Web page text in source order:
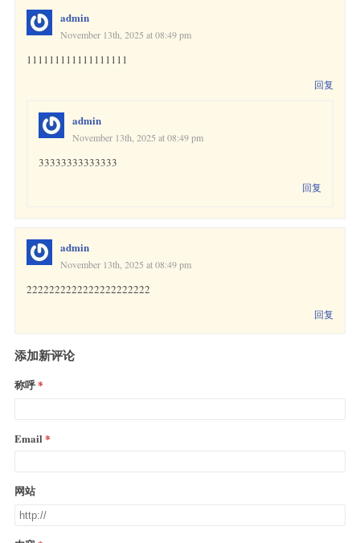
admin
November 13th, 2025 at 08:49 pm
111111111111111111
回复
admin
November 13th, 2025 at 08:49 pm
33333333333333
回复
admin
November 13th, 2025 at 08:49 pm
2222222222222222222222
回复
添加新评论
称呼
Email
网站